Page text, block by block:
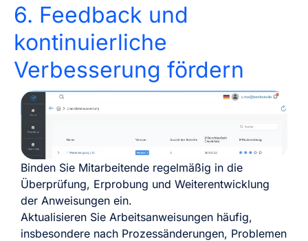
6. Feedback und
kontinuierliche
Verbesserung fördern
Binden Sie Mitarbeitende regelmäßig in die
Überprüfung, Erprobung und Weiterentwicklung
der Anweisungen ein.
Aktualisieren Sie Arbeitsanweisungen häufig,
insbesondere nach Prozessänderungen, Problemen